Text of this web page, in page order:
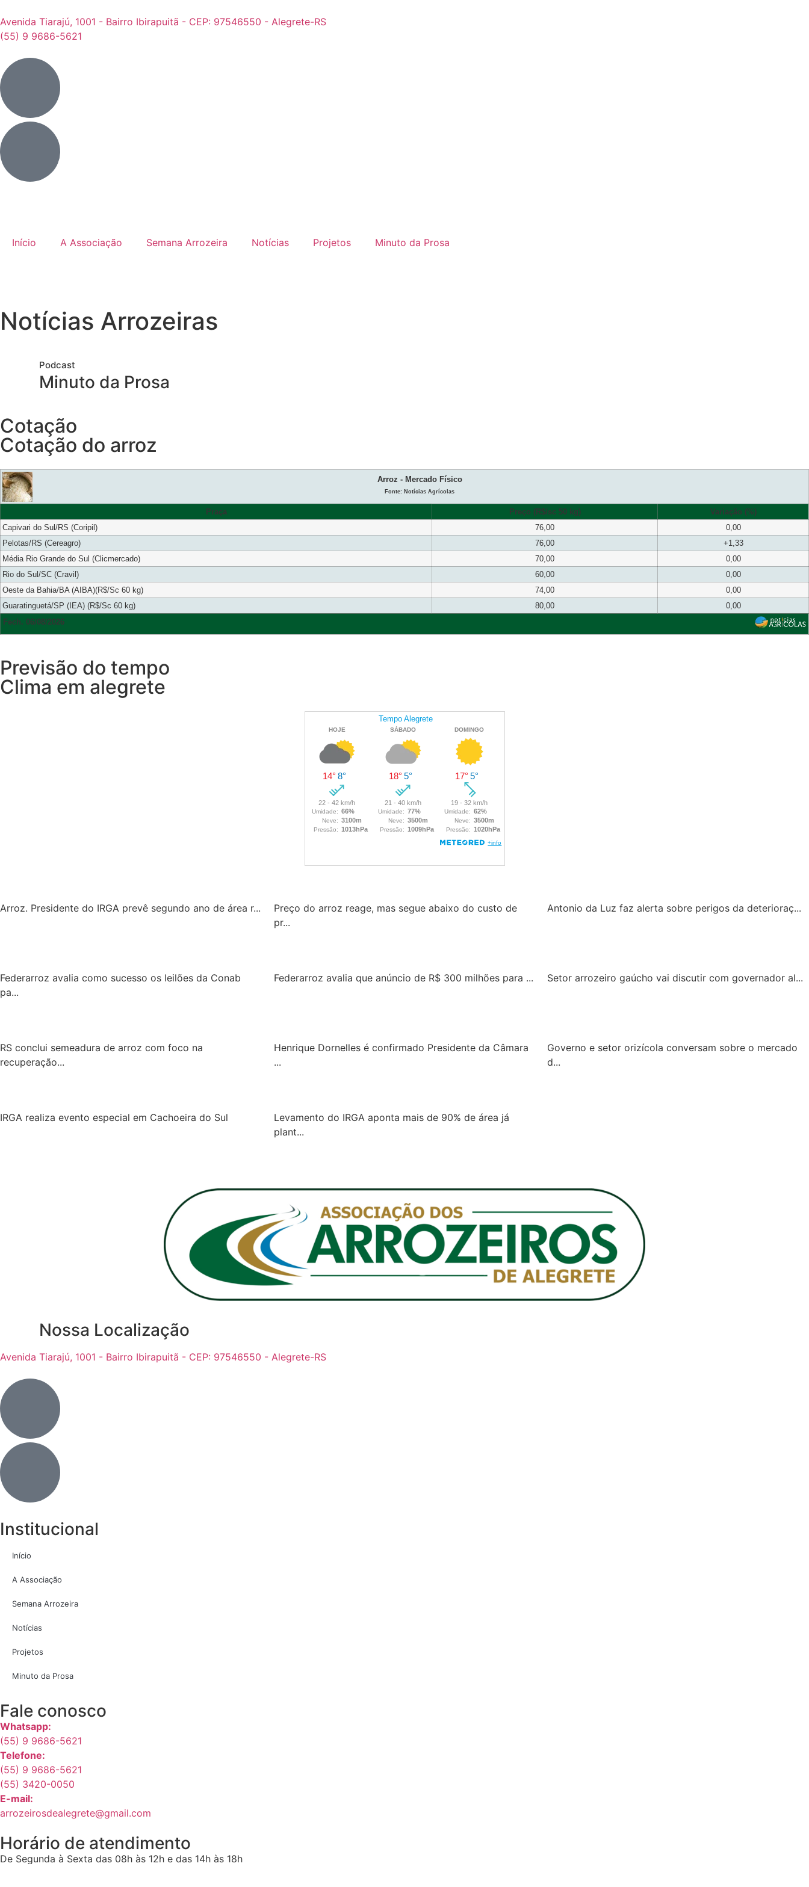
Avenida Tiarajú, 1001 - Bairro Ibirapuitã - CEP: 97546550 - Alegrete-RS
(55) 9 9686-5621
Início A Associação Semana Arrozeira Notícias Projetos Minuto da Prosa
Notícias Arrozeiras
Podcast
Minuto da Prosa
Cotação
Cotação do arroz
Arroz - Mercado Físico
Fonte: Notícias Agrícolas
Praça Preço (R$/sc 50 kg)
Variação (%)
Capivari do Sul/RS (Coripil)
76,00
0,00
Pelotas/RS (Cereagro)
76,00
+1,33
Média Rio Grande do Sul (Clicmercado)
70,00
0,00
Rio do Sul/SC (Cravil)
60,00
0,00
Oeste da Bahia/BA (AIBA)(R$/Sc 60 kg)
74,00
0,00
Guaratinguetá/SP (IEA) (R$/Sc 60 kg)
80,00
0,00
Fech. 06/08/2026
Previsão do tempo
Clima em alegrete
Arroz. Presidente do IRGA prevê segundo ano de área r...
Preço do arroz reage, mas segue abaixo do custo de
pr...
Antonio da Luz faz alerta sobre perigos da deterioraç...
Federarroz avalia como sucesso os leilões da Conab
pa...
Federarroz avalia que anúncio de R$ 300 milhões para ... Setor arrozeiro gaúcho vai discutir com governador al...
RS conclui semeadura de arroz com foco na
recuperação...
Henrique Dornelles é confirmado Presidente da Câmara
...
Governo e setor orizícola conversam sobre o mercado
d...
IRGA realiza evento especial em Cachoeira do Sul
Levamento do IRGA aponta mais de 90% de área já
plant...
Nossa Localização
Avenida Tiarajú, 1001 - Bairro Ibirapuitã - CEP: 97546550 - Alegrete-RS
Institucional
Início
A Associação
Semana Arrozeira
Notícias
Projetos
Minuto da Prosa
Fale conosco
Whatsapp:
(55) 9 9686-5621
Telefone:
(55) 9 9686-5621
(55) 3420-0050
E-mail:
arrozeirosdealegrete@gmail.com
Horário de atendimento
De Segunda à Sexta das 08h às 12h e das 14h às 18h